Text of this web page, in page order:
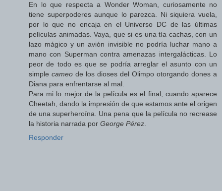
En lo que respecta a Wonder Woman, curiosamente no
tiene superpoderes aunque lo parezca. Ni siquiera vuela,
por lo que no encaja en el Universo DC de las últimas
películas animadas. Vaya, que si es una tía cachas, con un
lazo mágico y un avión invisible no podría luchar mano a
mano con Superman contra amenazas intergalácticas. Lo
peor de todo es que se podría arreglar el asunto con un
simple cameo de los dioses del Olimpo otorgando dones a
Diana para enfrentarse al mal.
Para mi lo mejor de la película es el final, cuando aparece
Cheetah, dando la impresión de que estamos ante el origen
de una superheroína. Una pena que la película no recrease
la historia narrada por George Pérez.
Responder